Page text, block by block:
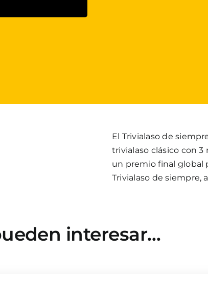
El Trivialaso de
trivialaso clásico con
un premio final global
Trivialaso de siempre,
interesar…